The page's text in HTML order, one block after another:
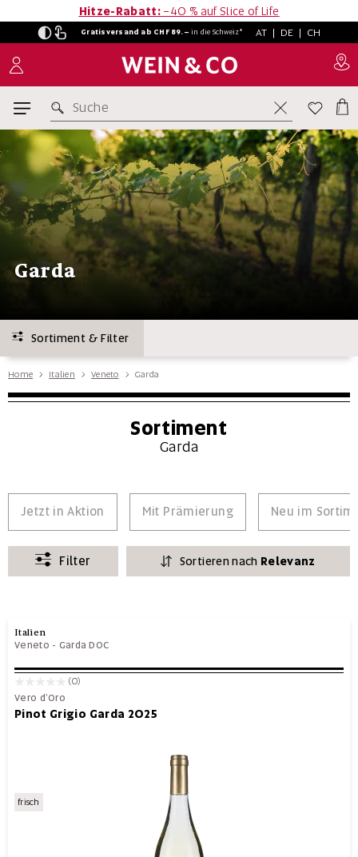
Hitze-Rabatt: −40 % auf Slice of Life
Gratisversand ab CHF 89.– in die Schweiz* AT | DE | CH
Suche
Garda
Sortiment & Filter
Home Italien Veneto Garda
Sortiment
Garda
Jetzt in Aktion Mit Prämierung Neu im
Filter Sortieren nach Relevanz
Italien
Veneto - Garda DOC
(0)
Vero d’Oro
Pinot Grigio Garda 2025
frisch